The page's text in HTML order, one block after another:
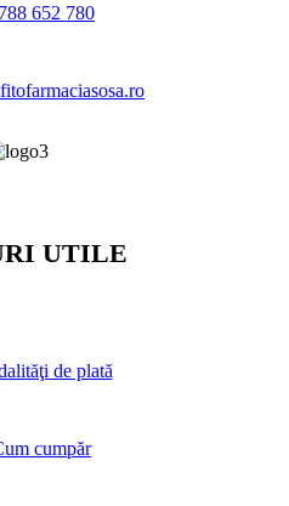
652 780
UTILE
de plată
cumpăr